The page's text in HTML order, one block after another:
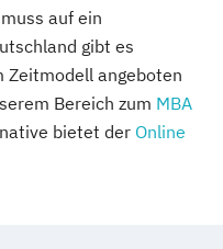
auf ein
gibt es
Zeitmodell angeboten
Bereich zum MBA
bietet der Online